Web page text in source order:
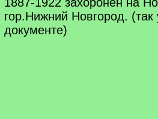
гор.Нижний Новгород. (так
документе)